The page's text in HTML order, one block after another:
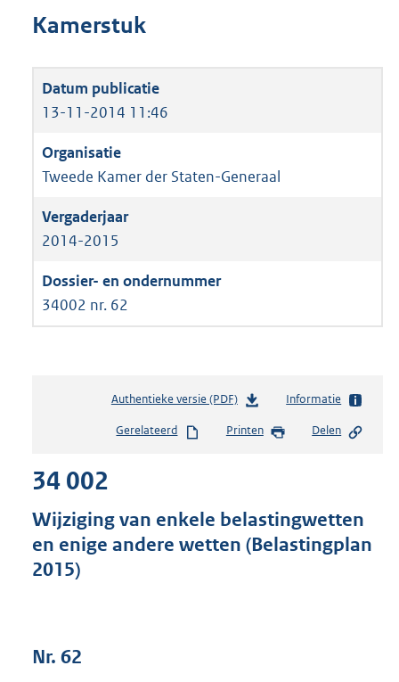
Kamerstuk
13-11-2014 11:46
Tweede Kamer der Staten-Generaal
2014-2015
34002 nr. 62
Authentieke versie (PDF)b
s
d
s
g
Informatie
Gerelateerd Printen Delen
34 002
Wijziging van enkele belastingwetten
en enige andere wetten (Belastingplan
2015)
Nr. 62